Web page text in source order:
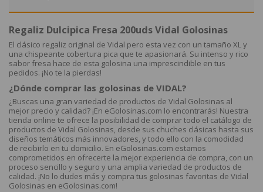
Regaliz Dulcipica Fresa 200uds Vidal Golosinas
El clásico regaliz original de Vidal pero esta vez con un tamaño XL y
una chispeante cobertura pica que te apasionará. Su intenso y rico
sabor fresa hace de esta golosina una imprescindible en tus
pedidos. ¡No te la pierdas!
¿Dónde comprar las golosinas de VIDAL?
¿Buscas una gran variedad de productos de Vidal Golosinas al
mejor precio y calidad? ¡En eGolosinas.com lo encontrarás! Nuestra
tienda online te ofrece la posibilidad de comprar todo el catálogo de
productos de Vidal Golosinas, desde sus chuches clásicas hasta sus
diseños temáticos más innovadores, y todo ello con la comodidad
de recibirlo en tu domicilio. En eGolosinas.com estamos
comprometidos en ofrecerte la mejor experiencia de compra, con un
proceso sencillo y seguro y una amplia variedad de productos de
calidad. ¡No lo dudes más y compra tus golosinas favoritas de Vidal
Golosinas en eGolosinas.com!